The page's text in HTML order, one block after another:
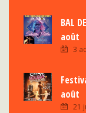
BAL
août
3
août
21